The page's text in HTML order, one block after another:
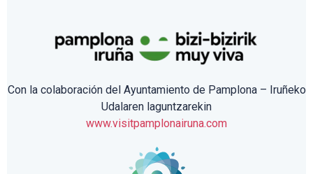
Con la colaboración del Ayuntamiento de Pamplona – Iruñeko
Udalaren laguntzarekin
www.visitpamplonairuna.com